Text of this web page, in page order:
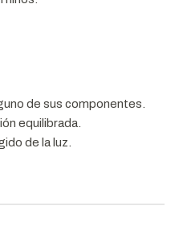
de sus componentes.
equilibrada.
de la luz.